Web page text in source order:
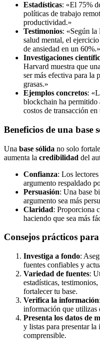
Estadísticas: «El 75%
políticas de trabajo
productividad.»
Testimonios: «Según la
salud mental, el
de ansiedad en un 60%.»
Investigaciones
Harvard muestra que
ser más efectiva para la
grasas.»
Ejemplos concretos:
blockchain ha permitido
costos de transacción
Beneficios de una base
Una base sólida no solo
aumenta la credibilidad del
Confianza: Los
argumento respaldado
Persuasión: Una base
argumento sea más
Claridad: Proporciona
haciendo que sea más
Consejos prácticos
Investiga a fondo:
fuentes confiables y
Variedad de fuentes:
estadísticas,
fortalecer tu base.
Verifica la información
información que utilizas
Presenta los datos de
y listas para presentar
comprensible.